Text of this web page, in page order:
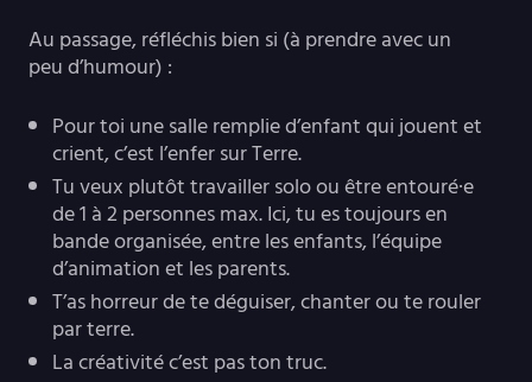
Au passage, réfléchis bien si (à prendre avec un
peu d’humour) :
Pour toi une salle remplie d’enfant qui jouent et
crient, c’est l’enfer sur Terre.
Tu veux plutôt travailler solo ou être entouré·e
de 1 à 2 personnes max. Ici, tu es toujours en
bande organisée, entre les enfants, l’équipe
d’animation et les parents.
T’as horreur de te déguiser, chanter ou te rouler
par terre.
La créativité c’est pas ton truc.